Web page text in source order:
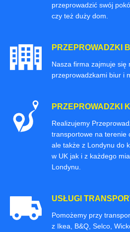
przeprowadzić swój
czy też duży dom.
PRZEPROWADZKI
Nasza firma zajmuje się
przeprowadzkami biur i
PRZEPROWADZKI
Realizujemy
transportowe na terenie
ale także z Londynu do
w UK jak i z każdego
Londynu.
USŁUGI
Pomożemy przy
z Ikea, B&Q, Selco,